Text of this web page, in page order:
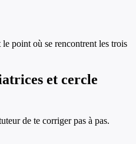
point où se rencontrent les trois
et cercle
de te corriger pas à pas.